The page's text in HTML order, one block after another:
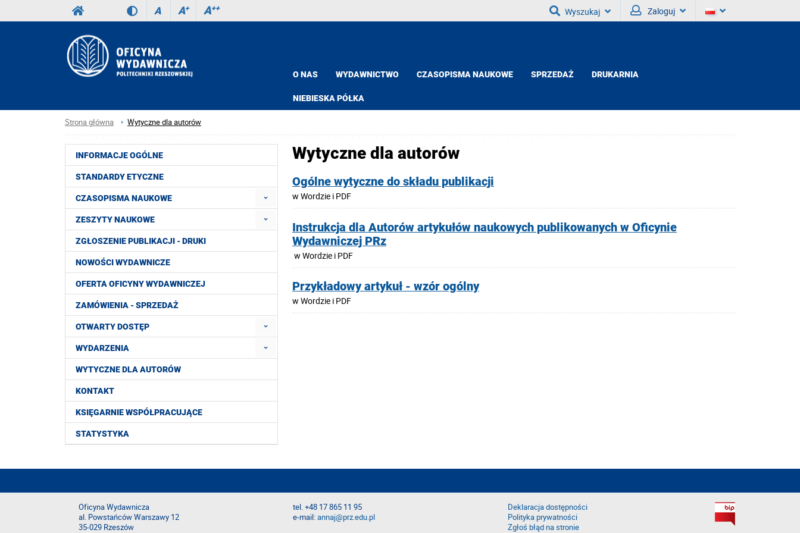
A A+ A++ Wyszukaj Zaloguj
O NAS WYDAWNICTWO CZASOPISMA NAUKOWE SPRZEDAŻ DRUKARNIA
NIEBIESKA PÓŁKA
Strona główna Wytyczne dla autorów
INFORMACJE OGÓLNE
STANDARDY ETYCZNE
CZASOPISMA NAUKOWE
ZESZYTY NAUKOWE
ZGŁOSZENIE PUBLIKACJI - DRUKI
NOWOŚCI WYDAWNICZE
OFERTA OFICYNY WYDAWNICZEJ
ZAMÓWIENIA - SPRZEDAŻ
OTWARTY DOSTĘP
WYDARZENIA
WYTYCZNE DLA AUTORÓW
KONTAKT
KSIĘGARNIE WSPÓŁPRACUJĄCE
STATYSTYKA
Wytyczne dla autorów
Ogólne wytyczne do składu publikacji
w Wordzie i PDF
Instrukcja dla Autorów artykułów naukowych publikowanych w Oficynie
Wydawniczej PRz
w Wordzie i PDF
Przykładowy artykuł - wzór ogólny
w Wordzie i PDF
Oficyna Wydawnicza
al. Powstańców Warszawy 12
35-029 Rzeszów
tel. +48 17 865 11 95
e-mail:annaj@prz.edu.pl
Deklaracja dostępności
Polityka prywatności
Zgłoś błąd na stronie